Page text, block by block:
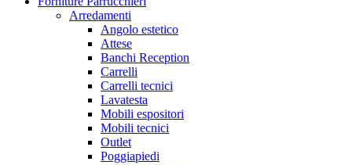
Arredamenti
Angolo estetico
Attese
Banchi Reception
Carrelli
Carrelli tecnici
Lavatesta
Mobili espositori
Mobili tecnici
Outlet
Poggiapiedi